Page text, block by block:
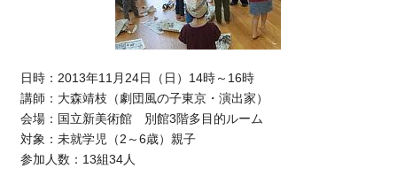
日時：2013年11月24日（日）14時～16時
講師：大森靖枝（劇団風の子東京・演出家）
会場：国立新美術館 別館3階多目的ルーム
対象：未就学児（2～6歳）親子
参加人数：13組34人